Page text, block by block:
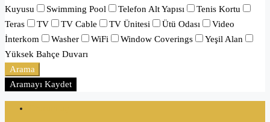
Kuyusu
Swimming Pool Telefon Alt Yapısı
Tenis Kortu
Teras
TV TV Cable TV Ünitesi Ütü Odası
Video
İnterkom
Washer WiFi Window Coverings
Yeşil Alan
Yüksek Bahçe Duvarı
Arama
Aramayı Kaydet